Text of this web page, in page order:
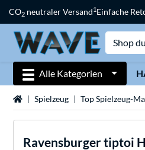
CO2 neutraler Versand1Einfache
Alle Kategorien
StartseiteSpielzeug Top Spielzeug-
Ravensburgertiptoi